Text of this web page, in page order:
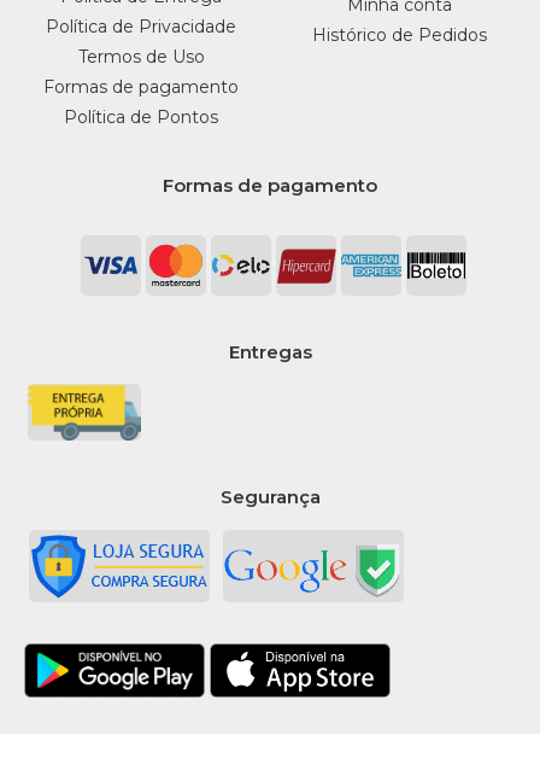
Política de Privacidade
Termos de Uso
Formas de pagamento
Política de Pontos
Minha conta
Histórico de Pedidos
Formas de pagamento
Entregas
Segurança